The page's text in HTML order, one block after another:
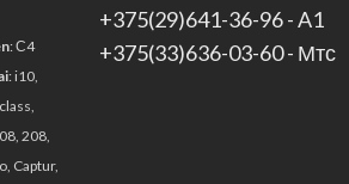
Edge является съемным и
что вы его собьете. В целом,
: С4
: i10,
208,
Captur,
+375(29)641-36-96 - A1
+375(33)636-03-60 - Мтс